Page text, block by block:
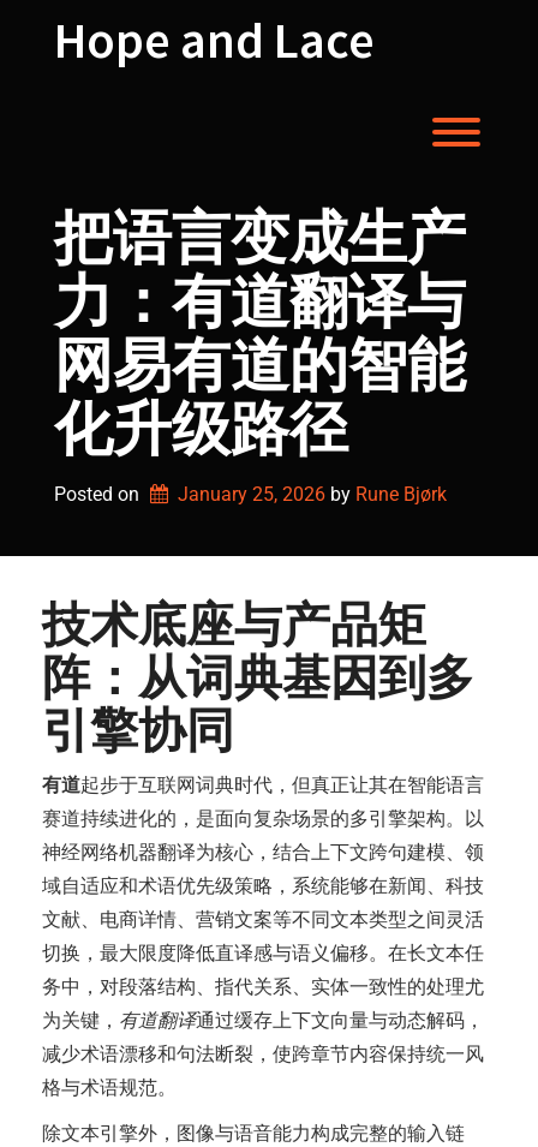
Hope and Lace
把语言变成生产
力：有道翻译与
网易有道的智能
化升级路径
Posted on January 25, 2026 by Rune Bjørk
技术底座与产品矩
阵：从词典基因到多
引擎协同
有道起步于互联网词典时代，但真正让其在智能语言
赛道持续进化的，是面向复杂场景的多引擎架构。以
神经网络机器翻译为核心，结合上下文跨句建模、领
域自适应和术语优先级策略，系统能够在新闻、科技
文献、电商详情、营销文案等不同文本类型之间灵活
切换，最大限度降低直译感与语义偏移。在长文本任
务中，对段落结构、指代关系、实体一致性的处理尤
为关键， 有道翻译通过缓存上下文向量与动态解码，
减少术语漂移和句法断裂，使跨章节内容保持统一风
格与术语规范。
除文本引擎外，图像与语音能力构成完整的输入链